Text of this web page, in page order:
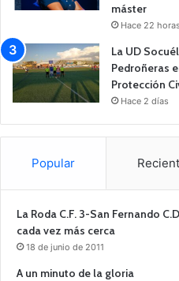
máster
Hace 22 horas
La UD
Pedroñeras
Protección
Hace 2 días
Popular
La Roda C.F. 3-San Fernando
cada vez más cerca
18 de junio de 2011
A un minuto de la gloria